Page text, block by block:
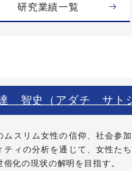
研究業績一覧
智史（アダチ サト
ムスリム女性の信仰、社会参
ティの分析を通じて、女性た
俗化の現状の解明を目指す。